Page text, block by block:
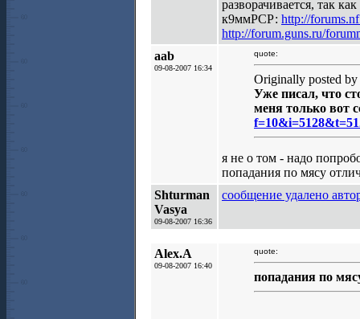
разворачивается, так
к9ммРСР: http://
http://forum.guns.ru/
aab
09-08-2007 16:34
quote:
Originally posted
Уже писал, что
меня только вот
я не о том - надо
попадания по мясу
Shturman
Vasya
09-08-2007 16:36
сообщение удалено
Alex.A
09-08-2007 16:40
quote:
попадания по